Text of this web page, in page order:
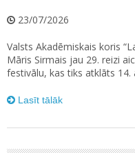
23/07/2026
Valsts Akadēmiskais koris
Māris Sirmais jau 29. reizi
festivālu, kas tiks atklāts 14.
Lasīt tālāk